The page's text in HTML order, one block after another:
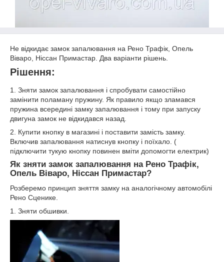
Не відкидає замок запалювання на Рено Трафік, Опель
Віваро, Ніссан Примастар. Два варіанти рішень.
Рішення:
1. Зняти замок запалювання і спробувати самостійно
замінити поламану пружину. Як правило якщо зламався
пружина всередині замку запалювання і тому при запуску
двигуна замок не відкидався назад.
2. Купити кнопку в магазині і поставити замість замку.
Включив запалювання натиснув кнопку і поїхало. (
підключити тукую кнопку повинен вміти допомогти електрик)
Як зняти замок запалювання на Рено Трафік,
Опель Віваро, Ніссан Примастар?
Розберемо принцип зняття замку на аналогічному автомобілі
Рено Сценике.
1. Зняти обшивки.